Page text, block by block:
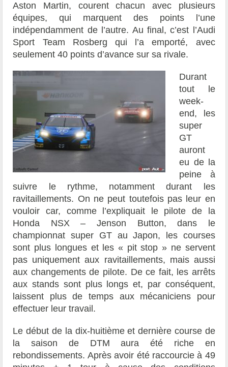
Aston Martin, courent chacun avec plusieurs
équipes, qui marquent des points l’une
indépendamment de l’autre. Au final, c’est l’Audi
Sport Team Rosberg qui l’a emporté, avec
seulement 40 points d’avance sur sa rivale.
Durant
tout le
week-
end, les
super
GT
auront
eu de la
peine à
suivre le rythme, notamment durant les
ravitaillements. On ne peut toutefois pas leur en
vouloir car, comme l’expliquait le pilote de la
Honda NSX – Jenson Button, dans le
championnat super GT au Japon, les courses
sont plus longues et les « pit stop » ne servent
pas uniquement aux ravitaillements, mais aussi
aux changements de pilote. De ce fait, les arrêts
aux stands sont plus longs et, par conséquent,
laissent plus de temps aux mécaniciens pour
effectuer leur travail.
Le début de la dix-huitième et dernière course de
la saison de DTM aura été riche en
rebondissements. Après avoir été raccourcie à 49